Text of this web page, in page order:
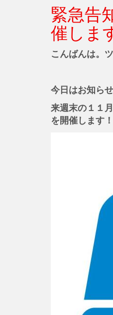
緊急告
催しま
こんばんは。
今日はお知らせ
来週末の１１
を開催します！